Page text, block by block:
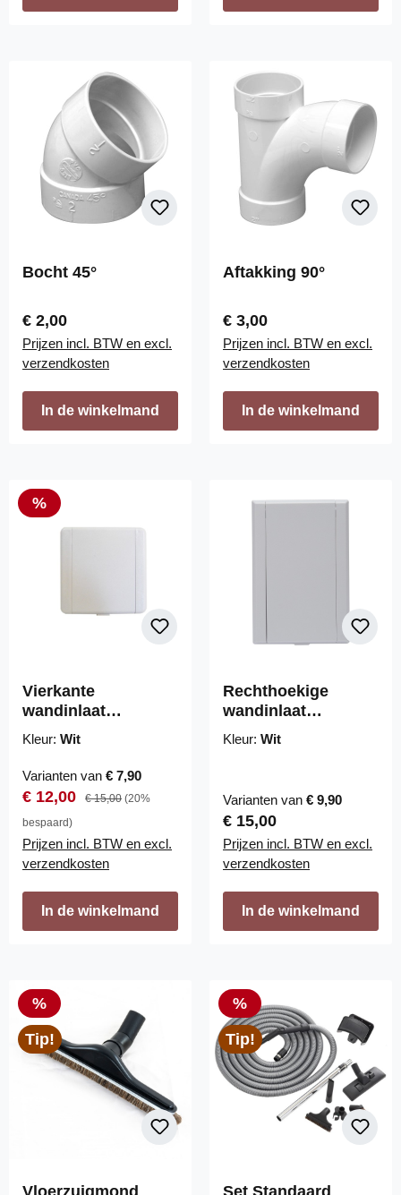
Bocht 45°
Normale prijs:
€ 2,00
Prijzen incl. BTW en excl.
verzendkosten
In de winkelmand
Aftakking 90°
Normale prijs:
€ 3,00
Prijzen incl. BTW en excl.
verzendkosten
In de winkelmand
Korting
%
Vierkante
wandinlaat
VacuValve ES
Kleur: Wit
Varianten van € 7,90
Verkoopprijs:
€ 12,00 Normale prijs:
€ 15,00 (20%
bespaard)
Prijzen incl. BTW en excl.
verzendkosten
In de winkelmand
Rechthoekige
wandinlaat
VacuValve
Kleur: Wit
Varianten van € 9,90
Normale prijs:
€ 15,00
Prijzen incl. BTW en excl.
verzendkosten
In de winkelmand
Korting
%
Tip!
Vloerzuigmond
Korting
%
Tip!
Set Standaard